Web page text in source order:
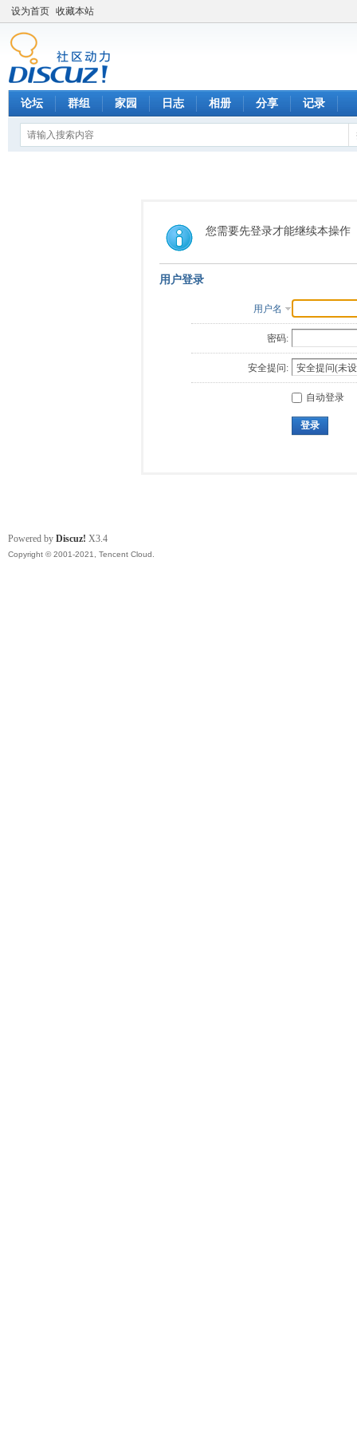
设为首页 收藏本站
论坛 群组 家园 日志 相册 分享 记录
您需要先登录才能继续本操作
用户登录
用户名
密码:
安全提问:
自动登录
登录
Powered by Discuz! X3.4
Copyright © 2001-2021, Tencent Cloud.